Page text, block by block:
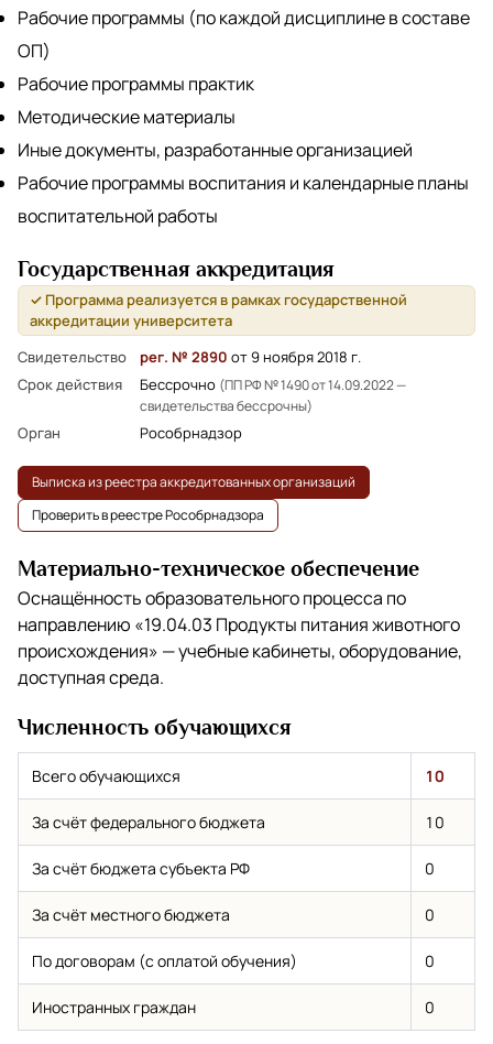
Рабочие программы (по каждой дисциплине в составе
ОП)
Рабочие программы практик
Методические материалы
Иные документы, разработанные организацией
Рабочие программы воспитания и календарные планы
воспитательной работы
Государственная аккредитация
✓ Программа реализуется в рамках государственной
аккредитации университета
Свидетельство
рег. № 2890 от 9 ноября 2018 г.
Срок действия
Бессрочно (ПП РФ № 1490 от 14.09.2022 —
свидетельства бессрочны)
Орган Рособрнадзор
Выписка из реестра аккредитованных организаций
Проверить в реестре Рособрнадзора
Материально-техническое обеспечение
Оснащённость образовательного процесса по
направлению «19.04.03 Продукты питания животного
происхождения» — учебные кабинеты, оборудование,
доступная среда.
Численность обучающихся
Всего обучающихся 10
За счёт федерального бюджета 10
За счёт бюджета субъекта РФ 0
За счёт местного бюджета 0
По договорам (с оплатой обучения) 0
Иностранных граждан 0